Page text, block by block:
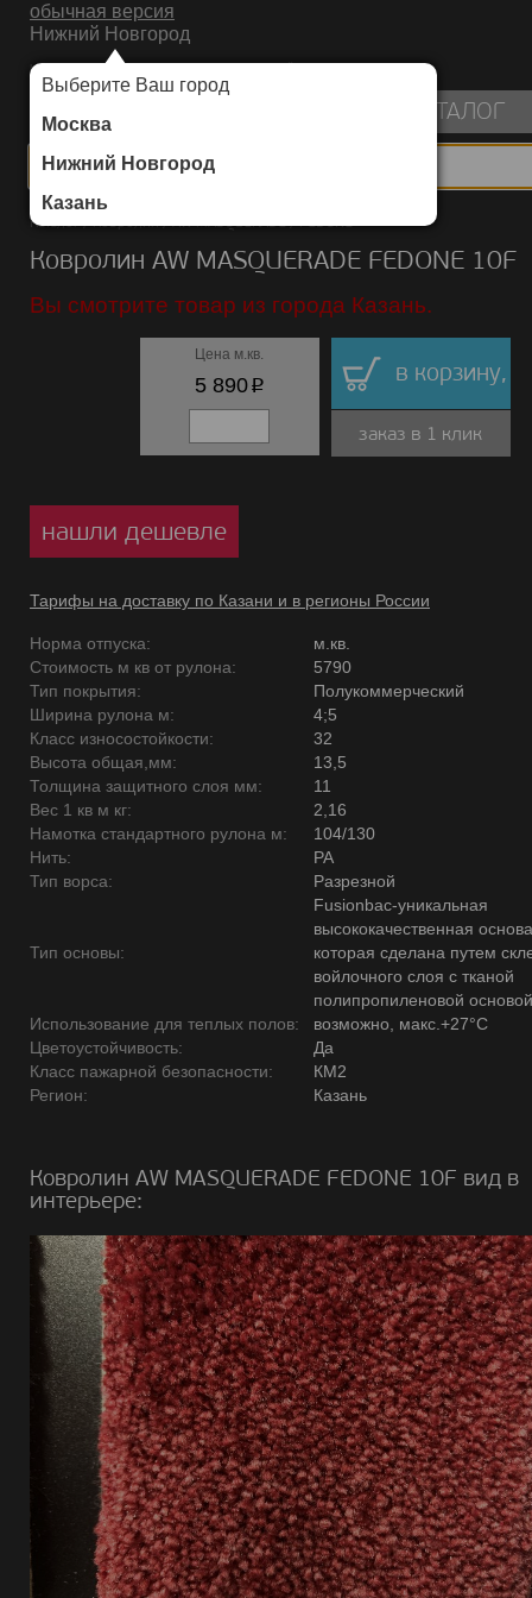
обычная версия
Нижний Новгород
Выберите Ваш город
Москва
Нижний Новгород
Казань
ИНТЕРНЕТ-МАГАЗИН НАПОЛЬНЫХ ПОКРЫТИЙ
КАТАЛОГ
Каталог/Ковролин/AW MASQUERADE/FEDONE
Ковролин AW MASQUERADE FEDONE 10F
Вы смотрите товар из города Казань.
Цена м.кв.
5 890p в корзину,
заказ в 1 клик
нашли дешевле
Тарифы на доставку по Казани и в регионы России
Норма отпуска:
м.кв.
Стоимость м кв от рулона:
5790
Тип покрытия:
Полукоммерческий
Ширина рулона м:
4;5
Класс износостойкости:
32
Высота общая,мм:
13,5
Толщина защитного слоя мм:
11
Вес 1 кв м кг:
2,16
Намотка стандартного рулона м:
104/130
Нить:
PA
Тип ворса:
Разрезной
Тип основы:
Fusionbac-уникальная
высококачественная основа
которая сделана путем
войлочного слоя с тканой
полипропиленовой
Использование для теплых полов:
возможно, макс.+27°С
Цветоустойчивость:
Да
Класс пажарной безопасности:
КМ2
Регион:
Казань
Ковролин AW MASQUERADE FEDONE 10F вид в
интерьере: